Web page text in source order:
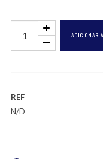
ADICIONAR
REF
N/D